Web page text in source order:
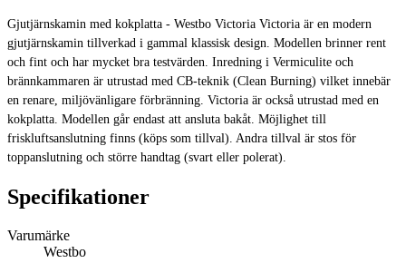
Gjutjärnskamin med kokplatta - Westbo Victoria Victoria är en modern
gjutjärnskamin tillverkad i gammal klassisk design. Modellen brinner rent
och fint och har mycket bra testvärden. Inredning i Vermiculite och
brännkammaren är utrustad med CB-teknik (Clean Burning) vilket innebär
en renare, miljövänligare förbränning. Victoria är också utrustad med en
kokplatta. Modellen går endast att ansluta bakåt. Möjlighet till
friskluftsanslutning finns (köps som tillval). Andra tillval är stos för
toppanslutning och större handtag (svart eller polerat).
Specifikationer
Varumärke
Westbo